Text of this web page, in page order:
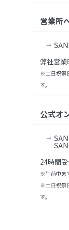
営業所
弊社営
※土日祝祭
す。
公式オ
24時間
※午前中ま
※土日祝祭
す。